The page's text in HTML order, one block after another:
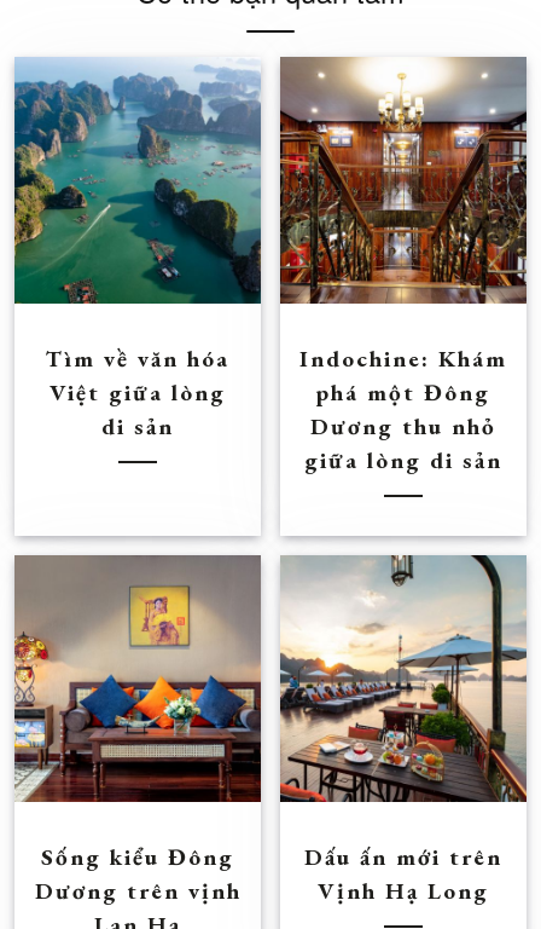
Tìm về văn hóa
Việt giữa lòng
di sản
Indochine: Khám
phá một Đông
Dương thu nhỏ
giữa lòng di sản
Sống kiểu Đông
Dương trên vịnh
Dấu ấn mới trên
Vịnh Hạ Long